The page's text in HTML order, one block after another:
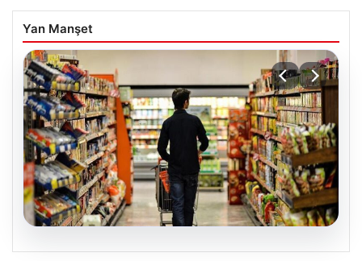
Yan Manşet
05.08.2026